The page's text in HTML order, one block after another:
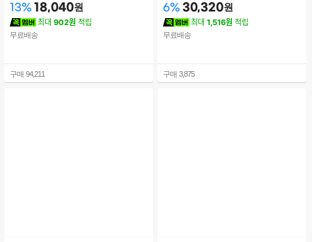
용 추천
13% 18,040원
최대 902원 적립
무료배송
구매 94,211
6% 30,320원
최대 1,516원 적립
무료배송
구매 3,875